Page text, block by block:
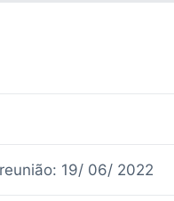
19/ 06/ 2022